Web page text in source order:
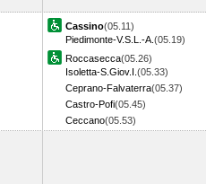
Cassino(05.11)
Piedimonte-V.S.L.-A. (05.19)
Roccasecca(05.26)
Isoletta-S.Giov.I. (05.33)
Ceprano-Falvaterra(05.37)
Castro-Pofi(05.45)
Ceccano(05.53)